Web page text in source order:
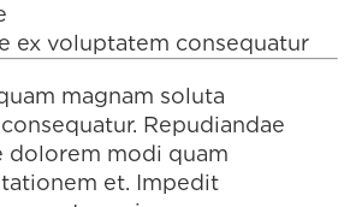
ex voluptatem consequatur
magnam soluta
Repudiandae
dolorem modi quam
et. Impedit